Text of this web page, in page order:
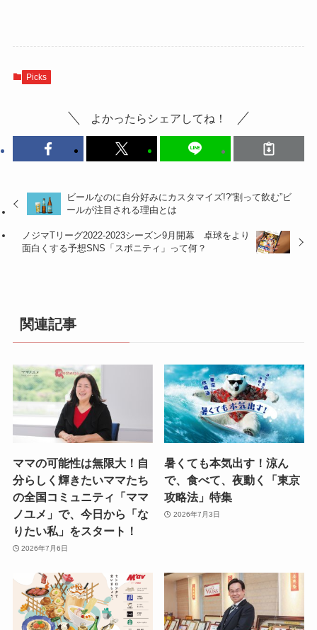
Picks
よかったらシェアしてね！
ビールなのに自分好みにカスタマイズ!?“割って飲む”ビ
ールが注目される理由とは
ノジマTリーグ2022-2023シーズン9月開幕 卓球をより
面白くする予想SNS「スポニティ」って何？
関連記事
ママの可能性は無限大！自
分らしく輝きたいママたち
の全国コミュニティ「ママ
ノユメ」で、今日から「な
りたい私」をスタート！
2026年7月6日
暑くても本気出す！涼ん
で、食べて、夜動く「東京
攻略法」特集
2026年7月3日